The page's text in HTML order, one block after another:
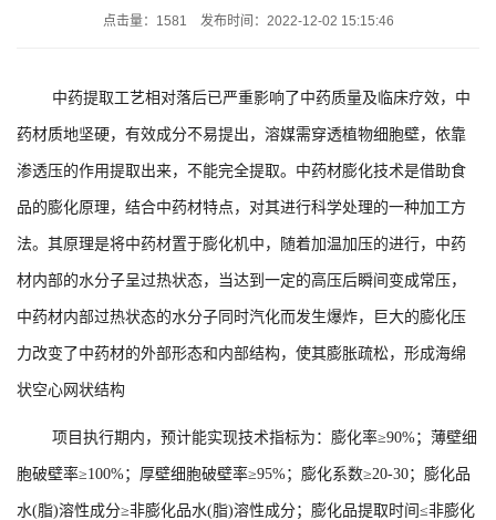
点击量：1581 发布时间：2022-12-02 15:15:46
中药提取工艺相对落后已严重影响了中药质量及临床疗效，中
药材质地坚硬，有效成分不易提出，溶媒需穿透植物细胞壁，依靠
渗透压的作用提取出来，不能完全提取。中药材膨化技术是借助食
品的膨化原理，结合中药材特点，对其进行科学处理的一种加工方
法。其原理是将中药材置于膨化机中，随着加温加压的进行，中药
材内部的水分子呈过热状态，当达到一定的高压后瞬间变成常压，
中药材内部过热状态的水分子同时汽化而发生爆炸，巨大的膨化压
力改变了中药材的外部形态和内部结构，使其膨胀疏松，形成海绵
状空心网状结构
项目执行期内，预计能实现技术指标为：膨化率≥90%；薄壁细
胞破壁率≥100%；厚壁细胞破壁率≥95%；膨化系数≥20-30；膨化品
水(脂)溶性成分≥非膨化品水(脂)溶性成分；膨化品提取时间≤非膨化